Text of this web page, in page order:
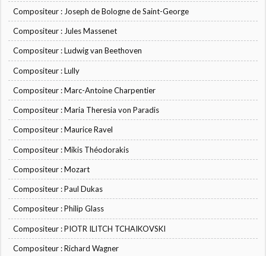
Compositeur : Joseph de Bologne de Saint-George
Compositeur : Jules Massenet
Compositeur : Ludwig van Beethoven
Compositeur : Lully
Compositeur : Marc-Antoine Charpentier
Compositeur : Maria Theresia von Paradis
Compositeur : Maurice Ravel
Compositeur : Mikis Théodorakis
Compositeur : Mozart
Compositeur : Paul Dukas
Compositeur : Philip Glass
Compositeur : PIOTR ILITCH TCHAIKOVSKI
Compositeur : Richard Wagner